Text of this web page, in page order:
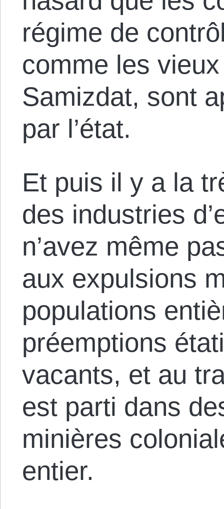
régime de
comme les
Samizdat, sont
par l’état.
Et puis il y a la
des industries
n’avez même
aux expulsions
populations
préemptions
vacants, et au
est parti dans
minières
entier.